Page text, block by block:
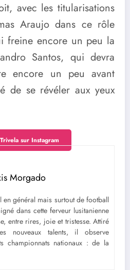
avec les titularisations
Araujo dans ce rôle
freine encore un peu la
Santos, qui devra
encore un peu avant
de se révéler aux yeux
sur Instagram
Morgado
général mais surtout de football
dans cette ferveur lusitanienne
entre rires, joie et tristesse. Attiré
talents, il observe
championnats nationaux : de la